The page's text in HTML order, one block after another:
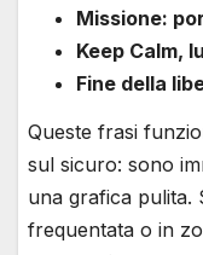
Missione:
Keep Calm,
Fine della
Queste frasi
sul sicuro: sono
una grafica pulita.
frequentata o in